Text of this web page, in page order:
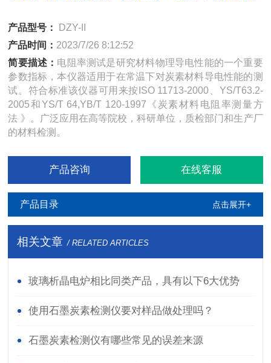
产品型号：
DZY-II
产品时间： 2023/7/26 8:12:52
简要描述： 电阻率测试是研究材料物理导电性能的一个重要
参数指标，本仪器适用于在常温下对炭素材料导电性能的测
试。符合标准该仪器可用来按ISO 11713-2000、YS/T63.2-
2005和YS/T 64,YB/T 120-1997《炭素材料电阻率测量方
法 》。广泛应用在高等院校，科研单位，质检部门和生产厂
的材料检测。
产品咨询 在线客服
产品目录 点击展开+
相关文章 / RELATED ARTICLES
玻璃析晶电炉相比同类产品，具有以下6大优势
使用石墨炭素检测仪要对样品做处理吗？
石墨炭素检测仪有哪些常见的误差来源